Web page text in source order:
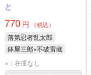
と
770 円 （税込）
落第忍者乱太郎
鉢屋三郎×不破雷蔵
鉢屋三郎
×：在庫なし